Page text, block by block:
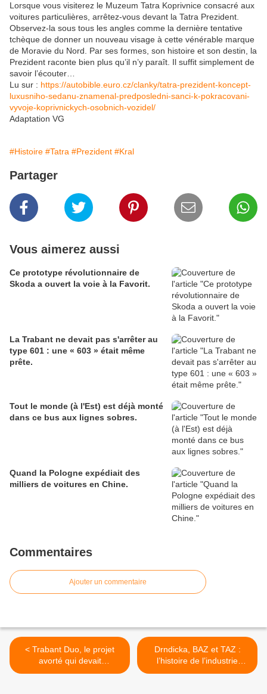
Lorsque vous visiterez le Muzeum Tatra Koprivnice consacré aux
voitures particulières, arrêtez-vous devant la Tatra Prezident.
Observez-la sous tous les angles comme la dernière tentative
tchèque de donner un nouveau visage à cette vénérable marque
de Moravie du Nord. Par ses formes, son histoire et son destin, la
Prezident raconte bien plus qu’il n’y paraît. Il suffit simplement de
savoir l’écouter…
Lu sur : https://autobible.euro.cz/clanky/tatra-prezident-koncept-
luxusniho-sedanu-znamenal-predposledni-sanci-k-pokracovani-
vyvoje-koprivnickych-osobnich-vozidel/
Adaptation VG
#Histoire #Tatra #Prezident #Kral
Partager
Vous aimerez aussi
Ce prototype révolutionnaire de
Skoda a ouvert la voie à la Favorit.
La Trabant ne devait pas s'arrêter au
type 601 : une « 603 » était même
prête.
Tout le monde (à l'Est) est déjà monté
dans ce bus aux lignes sobres.
Quand la Pologne expédiait des
milliers de voitures en Chine.
Commentaires
Ajouter un commentaire
< Trabant Duo, le projet
avorté qui devait
concurrencer la Topolino.
Drndicka, BAZ et TAZ :
l’histoire de l’industrie
automobile en Slovaquie. >